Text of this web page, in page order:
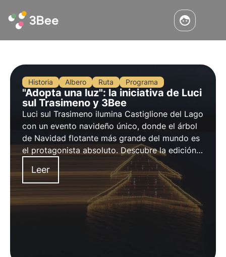
Historia Albero Ruta Programa
"Adopta una luz": la iniciativa de Luci
sul Trasimeno y 3Bee
Luci sul Trasimeno ilumina Castiglione del Lago
con un evento navideño único, donde el árbol
de Navidad flotante más grande del mundo es
el protagonista absoluto. Descubre la edición
de 2023 y la iniciativa "Adopta una luz", en
colaboración con 3Bee.
Leer